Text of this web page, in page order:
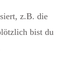
z.B. die
bist du